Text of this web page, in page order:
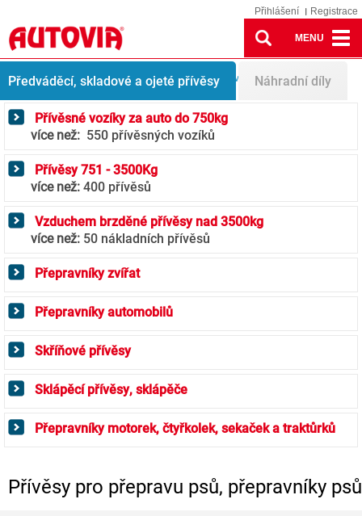
Přihlášení Registrace
MENU
Přívěsy Nabídka přívěsů Přepravníky zvířat
Předváděcí, skladové a ojeté přívěsy Náhradní díly
Přívěsné vozíky za auto do 750kg
více než: 550 přívěsných vozíků
Přívěsy 751 - 3500Kg
více než:400 přívěsů
Vzduchem brzděné přívěsy nad 3500kg
více než: 50 nákladních přívěsů
Přepravníky zvířat
Přepravníky automobilů
Skříňové přívěsy
Sklápěcí přívěsy, sklápěče
Přepravníky motorek, čtyřkolek, sekaček a traktůrků
Přívěsy pro přepravu psů, přepravníky psů